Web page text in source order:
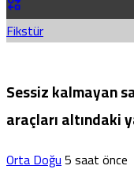
Fikstür
Sessiz kalmayan
araçları altındaki
Orta Doğu5 saat önce